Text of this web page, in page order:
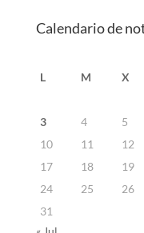
Calendario de
L M X
3
4 5
10
11 12
17
18 19
24
25 26
31